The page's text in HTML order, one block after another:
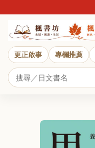
更正啟事 專欄推薦